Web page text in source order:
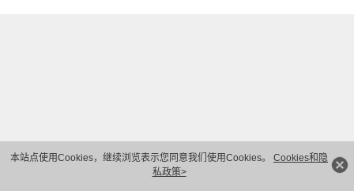
本站点使用Cookies，继续浏览表示您同意我们使用Cookies。 Cookies和隐
私政策>